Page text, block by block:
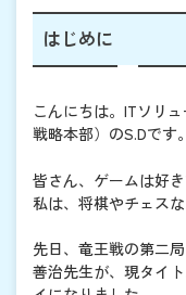
はじめに
こんにちは。ITソリ
戦略本部）のS.Dです。
皆さん、ゲームは好
私は、将棋やチェス
先日、竜王戦の第二
善治先生が、現タイ